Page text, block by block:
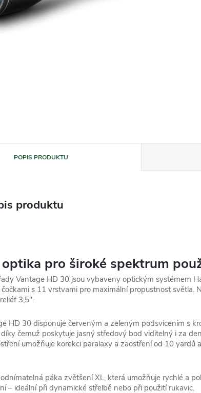
POPIS PRODUKTU
produktu
optika pro široké spektrum
Vantage HD 30 jsou vybaveny optickým systémem
s 11 vrstvami pro maximální propustnost světla.
3,5".
HD 30 disponuje červeným a zeleným podsvícením s
čemuž poskytuje jasný středový bod viditelný i za
umožňuje korekci paralaxy a zaostření od 10 yardů
páka zvětšení XL, která umožňuje rychlé a
– ideální při dynamické střelbě nebo při použití rukavic.